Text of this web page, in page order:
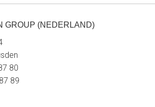
GROUP (NEDERLAND)
80
89